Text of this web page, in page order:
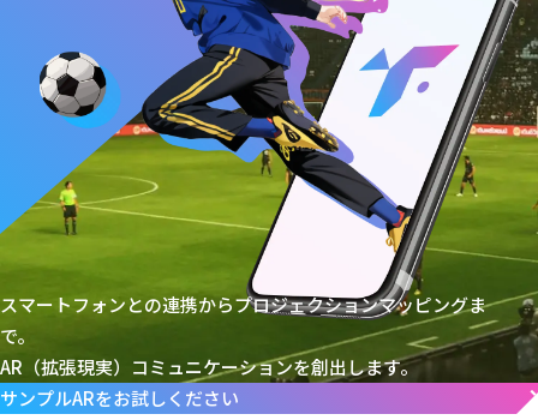
スマートフォンとの連携からプロジェクションマッピングま
で。
AR（拡張現実）コミュニケーションを創出します。
サンプルARをお試しください